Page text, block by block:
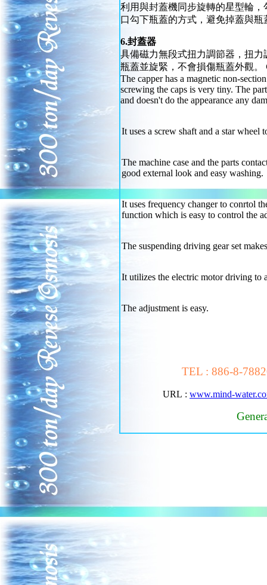
利用與封蓋機同步旋轉的星型輪
口勾下瓶蓋的方式，避免掉蓋與瓶
6.封蓋器
具備磁力無段式扭力調節器，扭
瓶蓋並旋緊，不會損傷瓶蓋外觀。
The capper has a magnetic non-
screwing the caps is very tiny. The
and doesn't do the appearance any
It uses a screw shaft and a star wheel
The machine case and the parts
good external look and easy washing.
It uses frequency changer to conrtol
function which is easy to control the
The suspending driving gear set
It utilizes the electric motor driving to
The adjustment is easy.
TEL : 886-8-
URL : www.mind-